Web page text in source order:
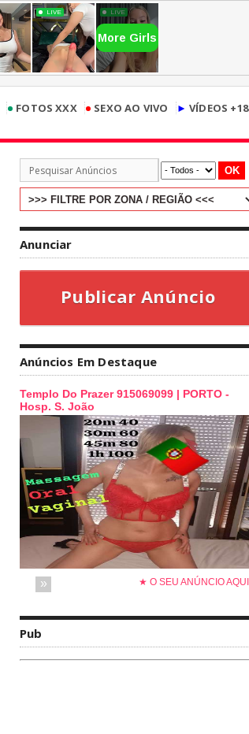
• FOTOS XXX • SEXO AO VIVO ► VÍDEOS +18
OK
Anunciar
Publicar Anúncio
Anúncios Em Destaque
Pub